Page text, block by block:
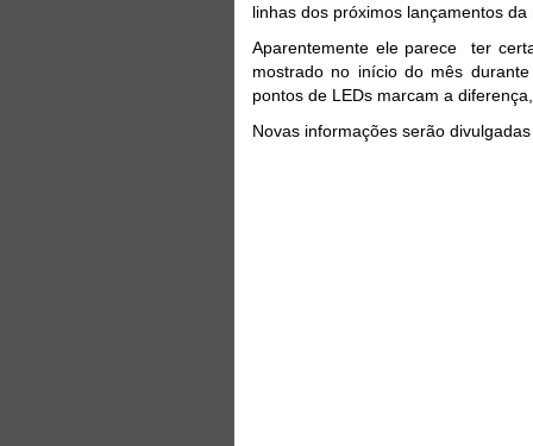
linhas dos próximos lançamentos da
Aparentemente ele parece ter
mostrado no início do mês
pontos de LEDs marcam a
Novas informações serão